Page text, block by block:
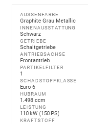
AUSSENFARBE
Graphite Grau Metallic
INNENAUSSTATTUNG
Schwarz
GETRIEBE
Schaltgetriebe
ANTRIEBSACHSE
Frontantrieb
PARTIKELFILTER
1
SCHADSTOFFKLASSE
Euro 6
HUBRAUM
1.498 ccm
LEISTUNG
110 kW (150 PS)
KRAFTSTOFF